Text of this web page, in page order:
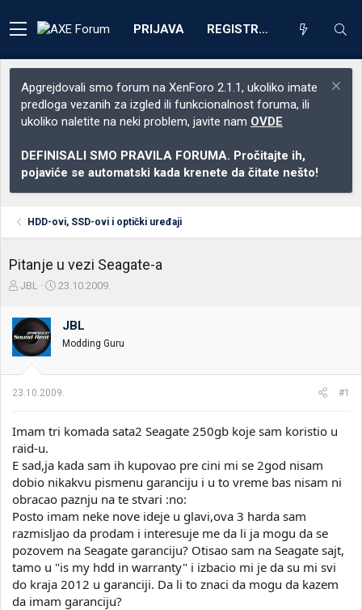
PRIJAVA REGISTRACIJA
Apgrejdovali smo forum na XenForo 2.1.1, ukoliko imate
predloga vezanih za izgled ili funkcionalnost foruma, ili
ukoliko naletite na neki problem, javite nam OVDE
DEFINISALI SMO PRAVILA FORUMA. Pročitajte ih,
pojaviće se automatski kada krenete da čitate nešto!
HDD-ovi, SSD-ovi i optički uređaji
Pitanje u vezi Seagate-a
Z
e
t
n
i
k
m
e
JBL
D
m
o
k
t
n
a
23.10.2009.
JBL
Modding Guru
23.10.2009. #1
Imam tri komada sata2 Seagate 250gb koje sam koristio u
raid-u.
E sad,ja kada sam ih kupovao pre cini mi se 2god nisam
dobio nikakvu pismenu garanciju i u to vreme bas nisam ni
obracao paznju na te stvari :no:
Posto imam neke nove ideje u glavi,ova 3 harda sam
razmisljao da prodam i interesuje me da li ja mogu da se
pozovem na Seagate garanciju? Otisao sam na Seagate sajt,
tamo u "is my hdd in warranty" i izbacio mi je da su mi svi
do kraja 2012 u garanciji. Da li to znaci da mogu da kazem
da imam garanciju?